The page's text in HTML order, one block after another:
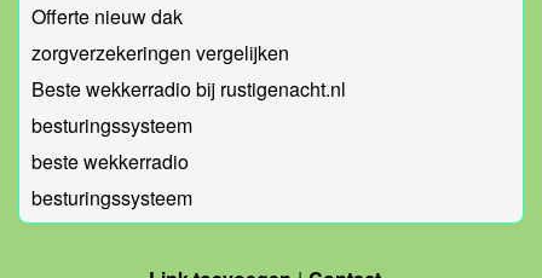
Offerte nieuw dak
zorgverzekeringen vergelijken
Beste wekkerradio bij rustigenacht.nl
besturingssysteem
beste wekkerradio
besturingssysteem